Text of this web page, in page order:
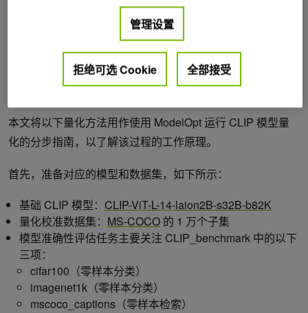
词汇感知模型 (例如 OWL-ViT) 的视觉主干。OpenCLIP 和
SigLIP 等后续产品可扩展数据并优化目标，同时保留双编码
器对比范式。
量化方法
本文将以下量化方法用作使用 ModelOpt 运行 CLIP 模型量
化的分步指南，以了解该过程的工作原理。
首先，准备对应的模型和数据集，如下所示：
基础 CLIP 模型： CLIP-ViT-L-14-laion2B-s32B-b82K
量化校准数据集： MS-COCO 的 1 万个子集
模型准确性评估任务主要关注 CLIP_benchmark 中的以下
三项：
cifar100（零样本分类）
imagenet1k（零样本分类）
mscoco_captions（零样本检索）
管理设置
拒绝可选 Cookie 全部接受